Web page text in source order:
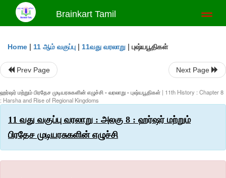
Brainkart Tamil
Home | 11 ஆம் வகுப்பு | 11வது வரலாறு | புஷ்யபூதிகள்
Prev Page Next Page
ஹர்ஷர் மற்றும் பிரதேச முடியரசுகளின் எழுச்சி - வரலாறு - புஷ்யபூதிகள் | 11th History : Chapter 8
: Harsha and Rise of Regional Kingdoms
11 வது வகுப்பு வரலாறு : அலகு 8 : ஹர்ஷர் மற்றும்
பிரதேச முடியரசுகளின் எழுச்சி